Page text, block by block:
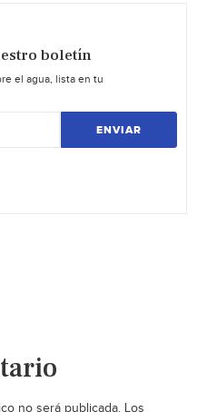
boletín
el agua, lista en tu
ENVIAR
no será publicada. Los